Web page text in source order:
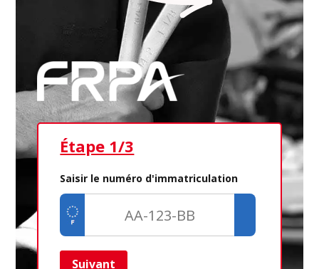
Étape 1/3
Saisir le numéro d'immatriculation
Suivant